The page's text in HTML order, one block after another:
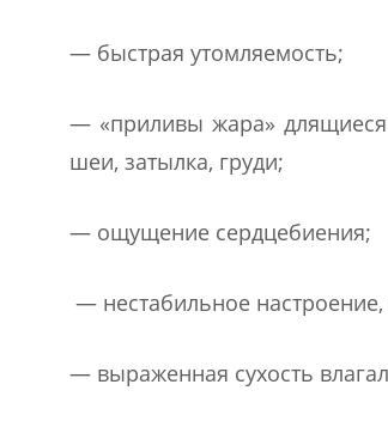
— быстрая утомляемость;
— «приливы жара»
шеи, затылка, груди;
— ощущение сердцебиения;
— нестабильное настроение,
— выраженная сухость